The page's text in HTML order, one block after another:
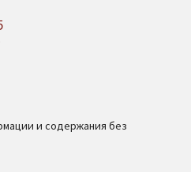
и содержания без